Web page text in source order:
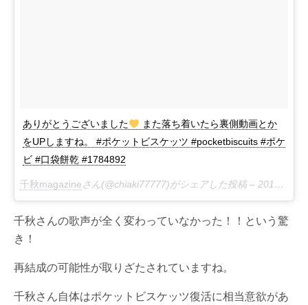
ありがとうございました
また落ち着いたら裏側動画とか
をUPしますね。 #ポケットビスケッツ #pocketbiscuits #ポケ
ビ #口袋餅乾 #1784892
千秋magazineさん(@chiaki77777)がシェアした投稿 – 2018年 8月月25日午前5時46分PDT
千秋さんの歌声が全く変わっていなかった！！という驚
き！
再結成の可能性が取りざたされていますね。
千秋さん自体はポケットビスケッツ復活に相当意欲があ